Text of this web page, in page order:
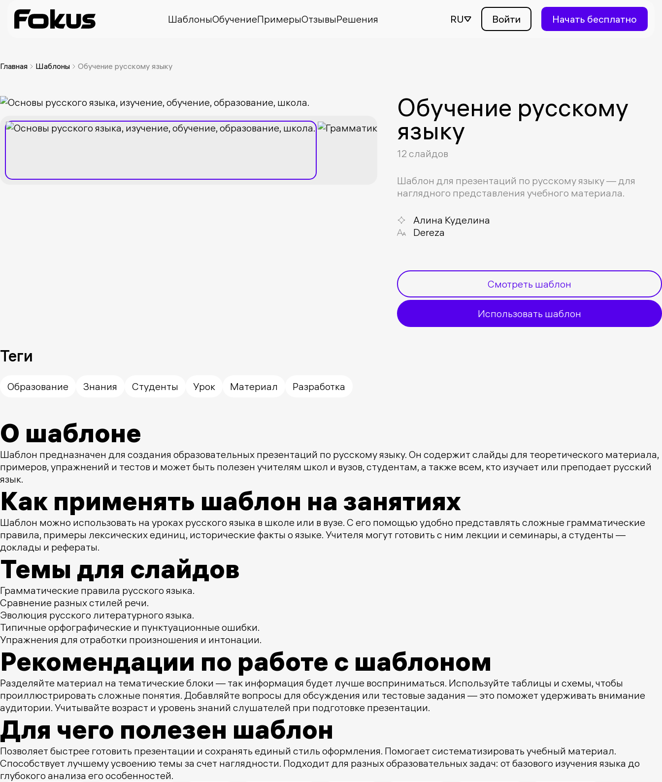
ШаблоныОбучениеПримерыОтзывыРешения RU Войти Начать бесплатно
Главная Шаблоны Обучение русскому языку
Обучение русскому
языку
12 слайдов
Шаблон для презентаций по русскому языку — для
наглядного представления учебного материала.
Алина Куделина
Dereza
Смотреть шаблон
Использовать шаблон
Теги
Образование Знания Студенты Урок Материал Разработка
О шаблоне
Шаблон предназначен для создания образовательных презентаций по русскому языку. Он содержит слайды для теоретического материала,
примеров, упражнений и тестов и может быть полезен учителям школ и вузов, студентам, а также всем, кто изучает или преподает русский
язык.
Как применять шаблон на занятиях
Шаблон можно использовать на уроках русского языка в школе или в вузе. С его помощью удобно представлять сложные грамматические
правила, примеры лексических единиц, исторические факты о языке. Учителя могут готовить с ним лекции и семинары, а студенты —
доклады и рефераты.
Темы для слайдов
Грамматические правила русского языка.
Сравнение разных стилей речи.
Эволюция русского литературного языка.
Типичные орфографические и пунктуационные ошибки.
Упражнения для отработки произношения и интонации.
Рекомендации по работе с шаблоном
Разделяйте материал на тематические блоки — так информация будет лучше восприниматься. Используйте таблицы и схемы, чтобы
проиллюстрировать сложные понятия. Добавляйте вопросы для обсуждения или тестовые задания — это поможет удерживать внимание
аудитории. Учитывайте возраст и уровень знаний слушателей при подготовке презентации.
Для чего полезен шаблон
Позволяет быстрее готовить презентации и сохранять единый стиль оформления. Помогает систематизировать учебный материал.
Способствует лучшему усвоению темы за счет наглядности. Подходит для разных образовательных задач: от базового изучения языка до
глубокого анализа его особенностей.